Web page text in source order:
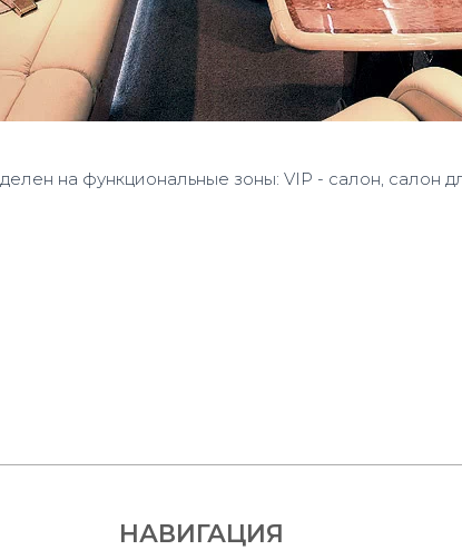
на функциональные зоны: VIP - салон, салон
НАВИГАЦИЯ